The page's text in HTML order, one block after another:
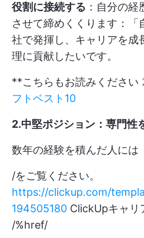
役割に接続する ：自分の
させて締めくくります：「
社で発揮し、キャリアを成
理に貢献したいです。
**こちらもお読みください
フトベスト10
2.中堅ポジション：専門性
数年の経験を積んだ人には
/をご覧ください。
https://clickup.com/
194505180 ClickUpキャリ
/%href/